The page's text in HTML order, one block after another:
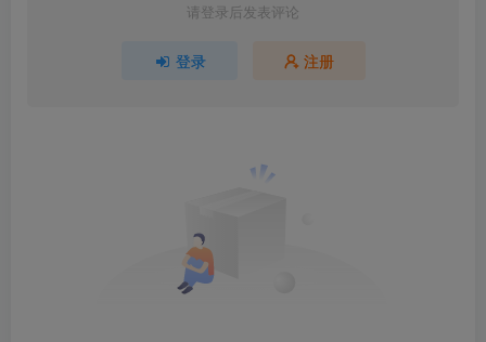
请登录后发表评论
登录 注册